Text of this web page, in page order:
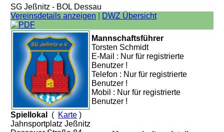
SG Jeßnitz - BOL Dessau
Vereinsdetails anzeigen
DWZ Übersicht
Mannschaftsführer
Torsten Schmidt
E-Mail : Nur für registrierte
Benutzer !
Telefon : Nur für registrierte
Benutzer !
Mobil : Nur für registrierte
Benutzer !
Spiellokal
( Karte)
Jahnsportplatz Jeßnitz